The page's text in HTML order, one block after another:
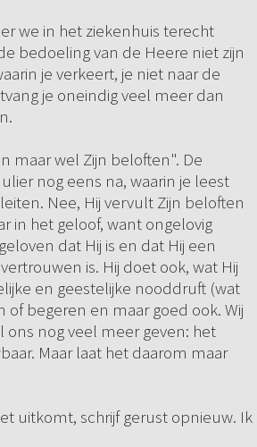
we in het ziekenhuis terecht
bedoeling van de Heere niet zijn
je verkeert, je niet naar de
je oneindig veel meer dan
maar wel Zijn beloften". De
nog eens na, waarin je leest
Nee, Hij vervult Zijn beloften
in het geloof, want ongelovig
dat Hij is en dat Hij een
is. Hij doet ook, wat Hij
en geestelijke nooddruft (wat
begeren en maar goed ook. Wij
ons nog veel meer geven: het
Maar laat het daarom maar
uitkomt, schrijf gerust opnieuw. Ik